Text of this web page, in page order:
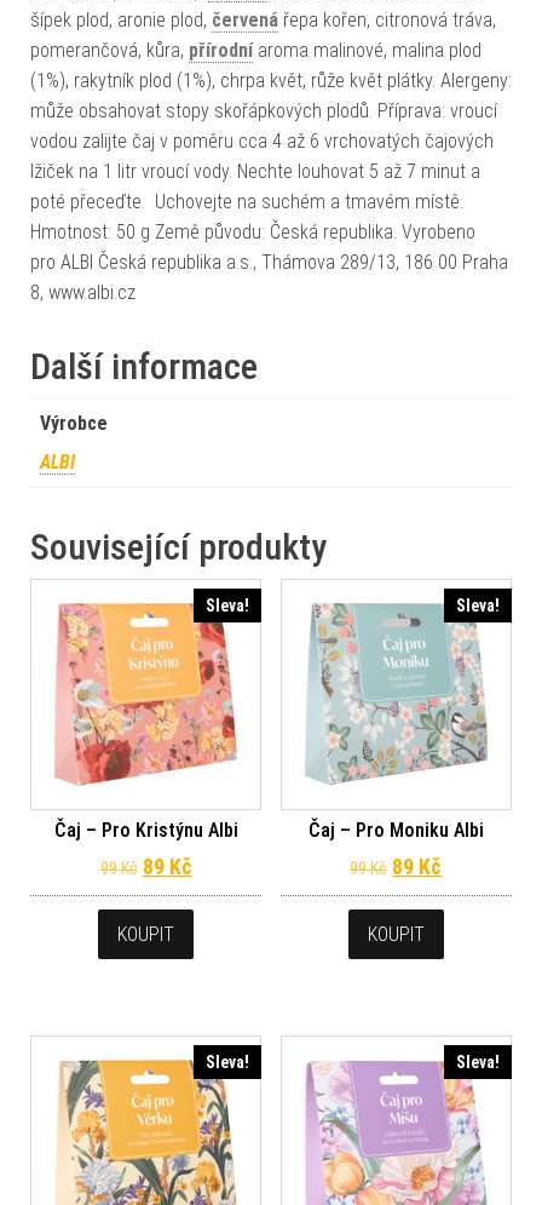
šípek plod, aronie plod, červená řepa kořen, citronová tráva,
pomerančová, kůra, přírodníaroma malinové, malina plod
(1%), rakytník plod (1%), chrpa květ, růže květ plátky. Alergeny:
může obsahovat stopy skořápkových plodů. Příprava: vroucí
vodou zalijte čaj v poměru cca 4 až 6 vrchovatých čajových
lžiček na 1 litr vroucí vody. Nechte louhovat 5 až 7 minut a
poté přeceďte. Uchovejte na suchém a tmavém místě.
Hmotnost: 50 g Země původu: Česká republika. Vyrobeno
pro ALBI Česká republika a.s., Thámova 289/13, 186 00 Praha
8, www.albi.cz
Další informace
Výrobce
ALBI
Související produkty
Sleva!
Čaj – Pro Kristýnu Albi
99Kč Původní cena byla: 99 Kč.
89 KčAktuální cena je: 89 Kč.
KOUPIT
Sleva!
Čaj – Pro Moniku Albi
99Kč Původní cena
89 Kč
KOUPIT
Sleva! Sleva!